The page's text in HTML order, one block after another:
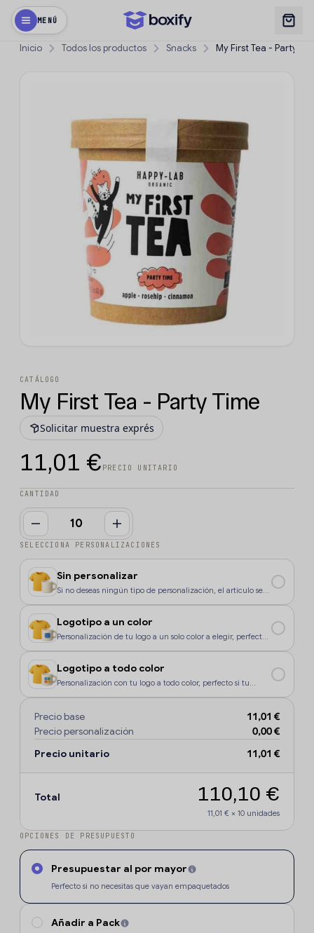
MENÚ
Inicio Todos los productos Snacks My First Tea - Party
CATÁLOGO
My First Tea - Party Time
Solicitar muestra exprés
11,01 € PRECIO UNITARIO
CANTIDAD
SELECCIONA PERSONALIZACIONES
Sin personalizar
Si no deseas ningún tipo de personalización, el artículo se
Logotipo a un color
Personalización de tu logo a un solo color a elegir, perfecto
Logotipo a todo color
Personalización con tu logo a todo color, perfecto si tu
Precio base
11,01 €
Precio personalización
0,00 €
Precio unitario
11,01 €
Total 110,10 €
11,01 € × 10 unidades
OPCIONES DE PRESUPUESTO
Presupuestar al por mayor
Perfecto si no necesitas que vayan empaquetados
Añadir a Pack